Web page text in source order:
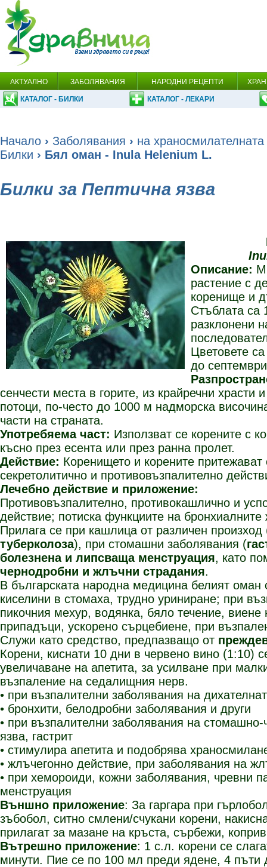
АКТУАЛНО ЗАБОЛЯВАНИЯ НАРОДНИ РЕЦЕПТИ
КАТАЛОГ - БИЛКИ КАТАЛОГ - ЛЕКАРИ
Начало › Заболявания › на
Билки › Бял оман - Inula Helenium L.
Билки за Пептична язва
Описание:
растение с
коренище и
Стъблата са
разклонени
Цветовете
до
сенчести места в горите, из крайречни храсти
потоци, по-често до 1000 м надморска
части на страната.
Употребяема част: Използват се корените с
късно през есента или през ранна пролет.
Действие: Коренището и корените
секретолитично и противовъзпалително
Лечебно действие и приложение:
Противовъзпалително, противокашлично и
действие; потиска функциите на бронхиалните
Прилага се при кашлица от различен произход
туберколоза), при стомашни заболявания (
болезнена и липсваща менструация, като
чернодробни и жлъчни страдания.
В българската народна медицина белият оман
киселини в стомаха, трудно уриниране; при
пикочния мехур, водянка, бяло течение, виене
припадъци, ускорено сърцебиене, при
Служи като средство, предпазващо от
Корени, киснати 10 дни в червено вино (1:10)
увеличаване на апетита, за усилване при
възпаление на седалищния нерв.
• при възпалителни заболявания на
• бронхити, белодробни заболявания и други
• при възпалителни заболявания на
язва, гастрит
• стимулира апетита и подобрява
• жлъчегонно действие, при заболявания на
• при хемороиди, кожни заболявания, чревни
менструация
Външно приложение: За гаргара при
зъбобол, ситно смлени/счукани корени,
прилагат за мазане на кръста, сърбежи,
Вътрешно приложение: 1 с.л. корени се
минути. Пие се по 100 мл преди ядене, 4 пъти